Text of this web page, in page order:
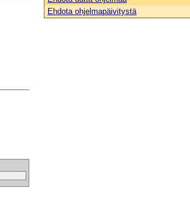
Ehdota ohjelmapäivitystä